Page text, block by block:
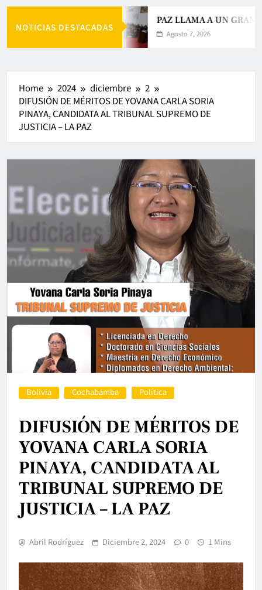
NOTICIAS DESTACADAS
PAZ LLAMA A UN GRAN
Agosto 7, 2026
Home 2024 diciembre
2
DIFUSIÓN DE MÉRITOS DE YOVANA CARLA SORIA
PINAYA, CANDIDATA AL TRIBUNAL SUPREMO DE
JUSTICIA – LA PAZ
Bolivia Cochabamba Política
DIFUSIÓN DE MÉRITOS DE
YOVANA CARLA SORIA
PINAYA, CANDIDATA AL
TRIBUNAL SUPREMO DE
JUSTICIA – LA PAZ
Abril Rodríguez Diciembre 2, 2024 0 1 Mins